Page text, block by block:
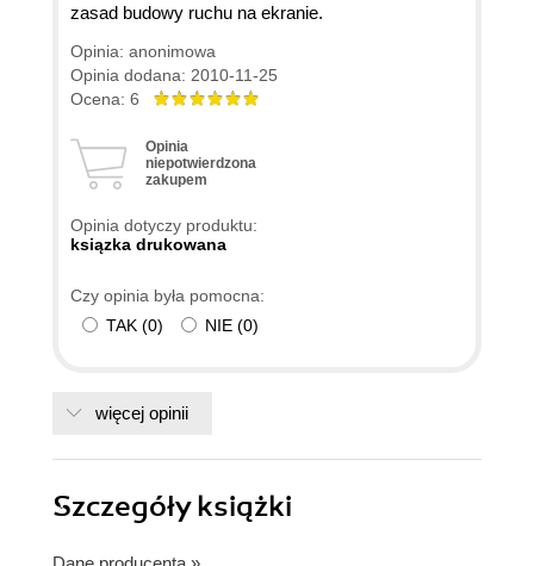
zasad budowy ruchu na ekranie.
Opinia: anonimowa
Opinia dodana: 2010-11-25
Ocena: 6
Opinia
niepotwierdzona
zakupem
Opinia dotyczy produktu:
ksiązka drukowana
Czy opinia była pomocna:
TAK (0) NIE (0)
więcej opinii
Szczegółyksiążki